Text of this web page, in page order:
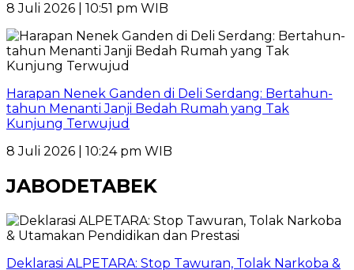
8 Juli 2026 | 10:51 pm WIB
Harapan Nenek Ganden di Deli Serdang: Bertahun-
tahun Menanti Janji Bedah Rumah yang Tak
Kunjung Terwujud
8 Juli 2026 | 10:24 pm WIB
JABODETABEK
Deklarasi ALPETARA: Stop Tawuran, Tolak Narkoba &